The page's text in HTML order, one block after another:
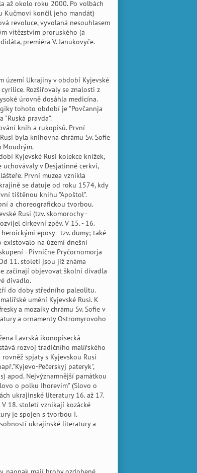
až okolo roku 2000. Po volbách
Kučmovi končil jeho mandát)
revoluce, vyvolaná nesouhlasem
vítězstvím proruského (a
premiéra V. Janukovyče.
území Ukrajiny v období Kyjevské
Rozšiřovaly se znalosti z
úrovně dosáhla medicína.
tohoto období je "Povčannja
"Ruská pravda".
knih a rukopisů. První
byla knihovna chrámu Sv. Sofie
Moudrým.
Kyjevské Rusi kolekce knížek,
v Desjatinné cerkvi,
První muzea vznikla
se datuje od roku 1574, kdy
tištěnou knihu "Apoštol".
a choreografickou tvorbou.
Rusi (tzv. skomorochy -
církevní zpěv. V 15. - 16.
eposy - tzv. dumy; také
na území dnešní
- Pivnične Pryčornomorja
11. století jsou již známa
začínají objevovat školní divadla
divadlo.
do doby středního paleolitu.
umění Kyjevské Rusi. K
a mozaiky chrámu Sv. Sofie v
a ornamenty Ostromyrovoho
Lavrská ikonopisecká
rozvoj tradičního malířského
spjaty s Kyjevskou Rusí
Pečerskyj pateryk",
apod. Nejvýznamnější památkou
o polku Ihorevim" (Slovo o
ukrajinské literatury 16. až 17.
18. století vznikají kozácké
je spojen s tvorbou I.
ukrajinské literatury a